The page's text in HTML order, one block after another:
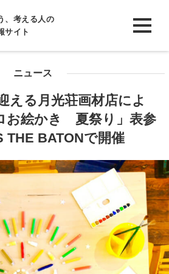
、考える人の
サイト
ニュース
える月光荘画材店によ
お絵かき 夏祭り」表参
THE BATONで開催